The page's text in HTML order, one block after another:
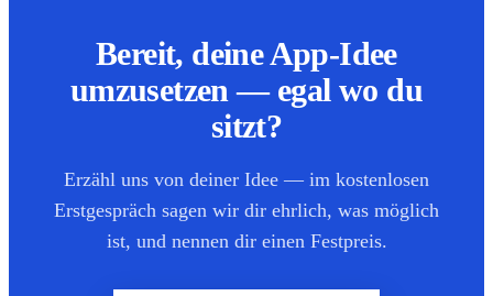
Bereit, deine App-Idee
umzusetzen — egal wo du
sitzt?
Erzähl uns von deiner Idee — im kostenlosen
Erstgespräch sagen wir dir ehrlich, was möglich
ist, und nennen dir einen Festpreis.